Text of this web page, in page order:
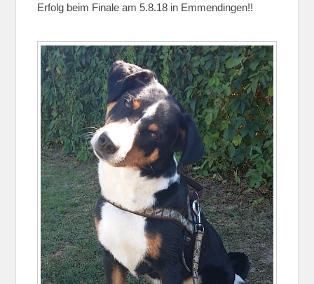
Erfolg beim Finale am 5.8.18 in Emmendingen!!